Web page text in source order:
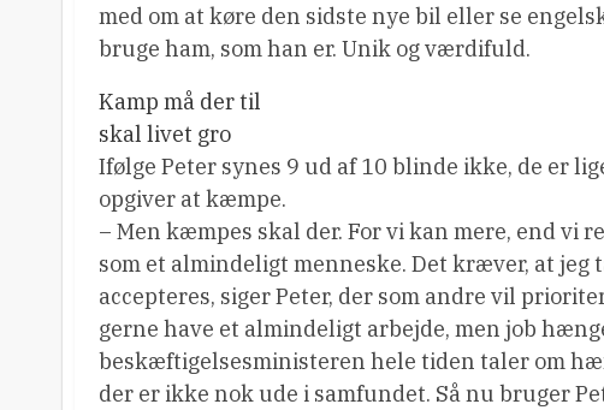
med om at køre den sidste nye bil eller se
bruge ham, som han er. Unik og værdifuld.
Kamp må der til
skal livet gro
Ifølge Peter synes 9 ud af 10 blinde ikke, de er
opgiver at kæmpe.
– Men kæmpes skal der. For vi kan mere, end vi
som et almindeligt menneske. Det kræver, at jeg
accepteres, siger Peter, der som andre vil
gerne have et almindeligt arbejde, men job
beskæftigelsesministeren hele tiden taler om
der er ikke nok ude i samfundet. Så nu bruger